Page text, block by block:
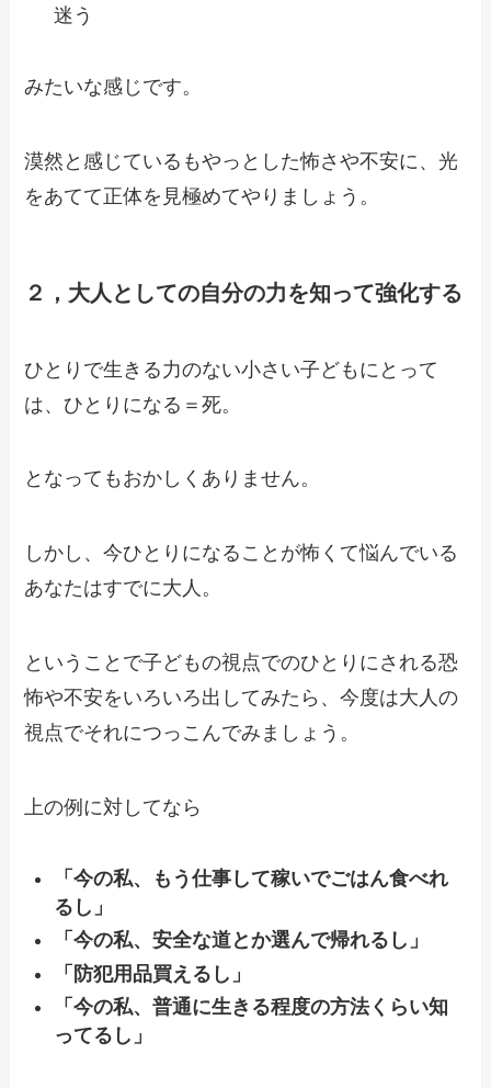
迷う
みたいな感じです。
漠然と感じているもやっとした怖さや不安に、光
をあてて正体を見極めてやりましょう。
２， 大人としての自分の力を知って強化する
ひとりで生きる力のない小さい子どもにとって
は、 ひとりになる＝死。
となってもおかしくありません。
しかし、今ひとりになることが怖くて悩んでいる
あなたはすでに大人。
ということで子どもの視点でのひとりにされる恐
怖や不安をいろいろ出してみたら、今度は大人の
視点でそれにつっこんでみましょう。
上の例に対してなら
「今の私、もう仕事して稼いでごはん食べれ
るし」
「今の私、安全な道とか選んで帰れるし」
「防犯用品買えるし」
「今の私、普通に生きる程度の方法くらい知
ってるし」